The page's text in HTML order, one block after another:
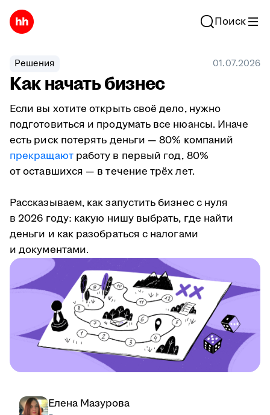
Поиск
Решения 01.07.2026
Как начать бизнес
Если вы хотите открыть своё дело, нужно
подготовиться и продумать все нюансы. Иначе
есть риск потерять деньги — 80% компаний
прекращаютработу в первый год, 80%
от оставшихся — в течение трёх лет.
Рассказываем, как запустить бизнес с нуля
в 2026 году: какую нишу выбрать, где найти
деньги и как разобраться с налогами
и документами.
Елена Мазурова